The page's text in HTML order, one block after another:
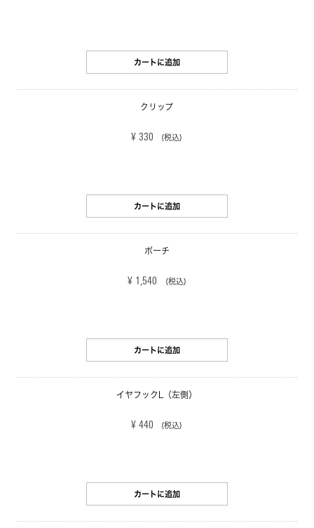
カートに追加
クリップ
¥ 330 (税込)
カートに追加
ポーチ
¥ 1,540 (税込)
カートに追加
イヤフックL（左側）
¥ 440 (税込)
カートに追加